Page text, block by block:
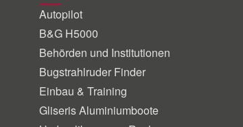
Autopilot
B&G H5000
Behörden und Institutionen
Bugstrahlruder Finder
Einbau & Training
Gliseris Aluminiumboote